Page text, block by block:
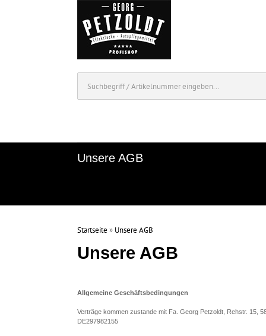
Unsere AGB
Startseite » Unsere AGB
Unsere AGB
Allgemeine Geschäftsbedingungen
Verträge kommen zustande mit Fa. Georg Petzoldt, Rehstr. 15,
DE297982155